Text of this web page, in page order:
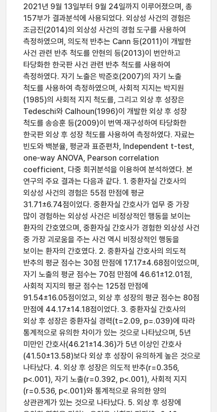
2021년 9월 13일부터 9월 24일까지 이루어졌으며, 총
157부가 결과분석에 사용되었다. 외상성 사건의 경험은
조금진(2014)의 외상성 사건의 경험 도구를 사용하여
측정하였으며, 의도적 반추는 Cann 등(2011)이 개발한
사건 관련 반추 척도를 안현의 등(2013)이 번안하고
타당화한 한국판 사건 관련 반추 척도를 사용하여
측정하였다. 자기 노출은 박준호(2007)의 자기 노출
척도를 사용하여 측정하였으며, 사회적 지지는 박지원
(1985)의 사회적 지지 척도를, 그리고 외상 후 성장은
Tedeschi와 Calhoun(1996)이 개발한 외상 후 성장
척도를 송승훈 등(2009)이 번역·재구성하여 타당화한
한국판 외상 후 성장 척도를 사용하여 측정하였다. 자료는
빈도와 백분율, 평균과 표준편차, Independent t-test,
one-way ANOVA, Pearson correlation
coefficient, 다중 회귀분석을 이용하여 분석하였다. 본
연구의 주요 결과는 다음과 같다. 1. 중환자실 간호사의
외상성 사건의 경험은 55점 만점에 평균
31.71±6.74점이었다. 중환자실 간호사가 업무 중 가장
많이 경험하는 외상성 사건은 비정상적인 행동을 보이는
환자의 간호였으며, 중환자실 간호사가 경험한 외상성 사건
중 가장 괴로움을 주는 사건 역시 비정상적인 행동을
보이는 환자의 간호였다. 2. 중환자실 간호사의 의도적
반추의 평균 점수는 30점 만점에 17.17±4.68점이었으며,
자기 노출의 평균 점수는 70점 만점에 46.61±12.01점,
사회적 지지의 평균 점수는 125점 만점에
91.54±16.05점이었고, 외상 후 성장의 평균 점수는 80점
만점에 44.17±14.18점이었다. 3. 중환자실 간호사의
외상 후 성장은 중환자실 경력(t=2.09, p=.039)에 따라
통계적으로 유의한 차이가 있는 것으로 나타났으며, 5년
미만인 간호사(46.21±14.36)가 5년 이상인 간호사
(41.50±13.58)보다 외상 후 성장이 유의하게 높은 것으로
나타났다. 4. 외상 후 성장은 의도적 반추(r=0.356,
p<.001), 자기 노출(r=0.392, p<.001), 사회적 지지
(r=0.536, p<.001)와 통계적으로 유의한 양의
상관관계가 있는 것으로 나타났다. 5. 외상 후 성장에